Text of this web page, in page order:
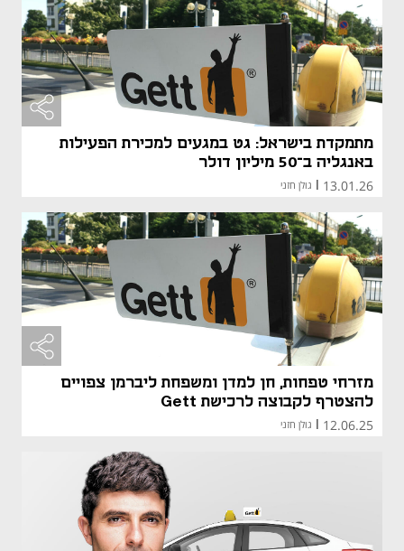
מתמקדת בישראל: גט במגעים למכירת הפעילות
באנגליה ב־50 מיליון דולר
13.01.26 גולן חזני
מזרחי טפחות, חן למדן ומשפחת ליברמן צפויים
להצטרף לקבוצה לרכישת Gett
12.06.25 גולן חזני